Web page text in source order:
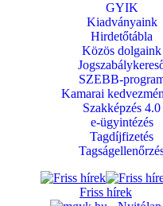
GYIK
Kiadványaink
Hirdetőtábla
Közös dolgaink
SZEBB-
Kamarai
Szakképzés 4.0
e-ügyintézés
Tagdíjfizetés
Friss hírek